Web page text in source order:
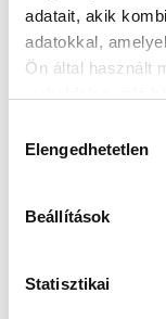
adatait, akik
adatokkal,
Ön által használt
kiválasztása
Elengedhetetlen
Beállítások
Statisztikai